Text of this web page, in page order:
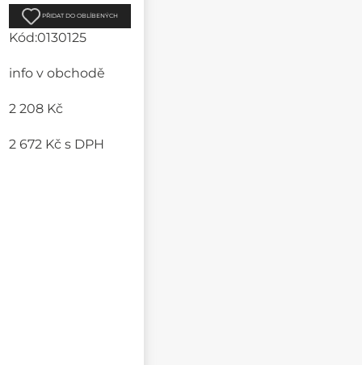
PŘIDAT DO OBLÍBENÝCH
Kód:0130125
info v obchodě
2 208 Kč
2 672 Kčs DPH